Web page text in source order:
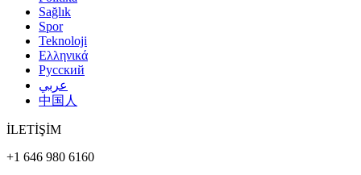
Sağlık
Spor
Teknoloji
Ελληνικά
Русский
عربي
中国人
İLETİŞİM
+1 646 980 6160